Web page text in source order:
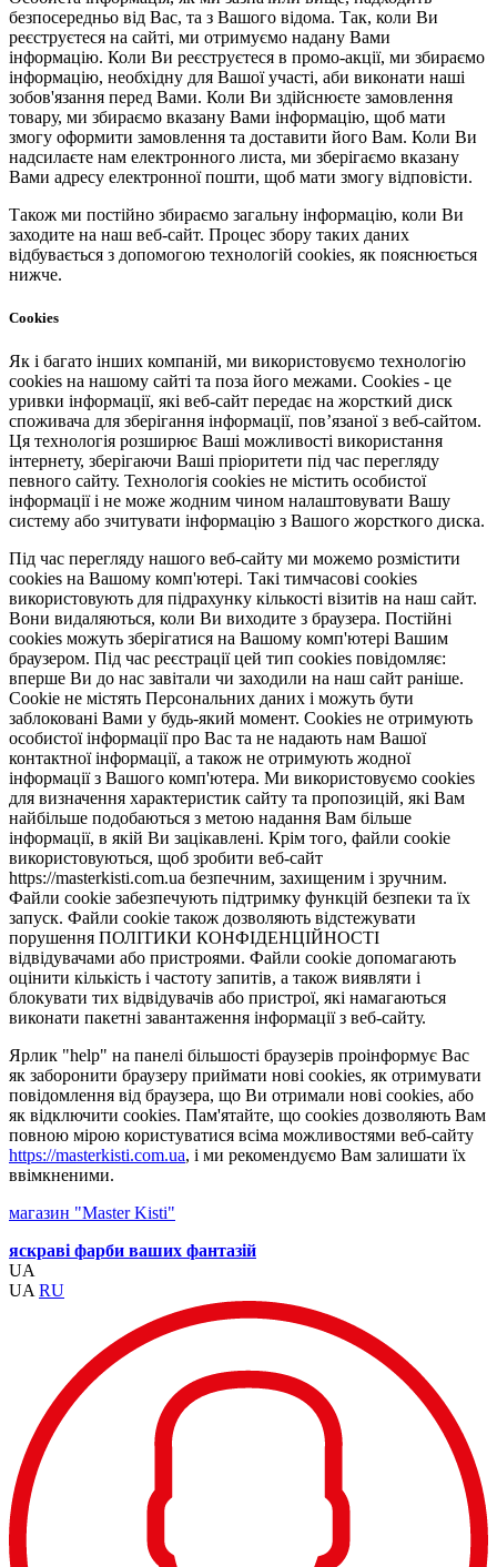
безпосередньо від Вас, та з Вашого відома. Так, коли Ви
реєструєтеся на сайті, ми отримуємо надану Вами
інформацію. Коли Ви реєструєтеся в промо-акції, ми збираємо
інформацію, необхідну для Вашої участі, аби виконати наші
зобов'язання перед Вами. Коли Ви здійснюєте замовлення
товару, ми збираємо вказану Вами інформацію, щоб мати
змогу оформити замовлення та доставити його Вам. Коли Ви
надсилаєте нам електронного листа, ми зберігаємо вказану
Вами адресу електронної пошти, щоб мати змогу відповісти.
Також ми постійно збираємо загальну інформацію, коли Ви
заходите на наш веб-сайт. Процес збору таких даних
відбувається з допомогою технологій cookies, як пояснюється
нижче.
Cookies
Як і багато інших компаній, ми використовуємо технологію
cookies на нашому сайті та поза його межами. Cookies - це
уривки інформації, які веб-сайт передає на жорсткий диск
споживача для зберігання інформації, пов’язаної з веб-сайтом.
Ця технологія розширює Ваші можливості використання
інтернету, зберігаючи Ваші пріоритети під час перегляду
певного сайту. Технологія cookies не містить особистої
інформації і не може жодним чином налаштовувати Вашу
систему або зчитувати інформацію з Вашого жорсткого диска.
Під час перегляду нашого веб-сайту ми можемо розмістити
cookies на Вашому комп'ютері. Такі тимчасові cookies
використовують для підрахунку кількості візитів на наш сайт.
Вони видаляються, коли Ви виходите з браузера. Постійні
cookies можуть зберігатися на Вашому комп'ютері Вашим
браузером. Під час реєстрації цей тип cookies повідомляє:
вперше Ви до нас завітали чи заходили на наш сайт раніше.
Cookie не містять Персональних даних і можуть бути
заблоковані Вами у будь-який момент. Сookies не отримують
особистої інформації про Вас та не надають нам Вашої
контактної інформації, а також не отримують жодної
інформації з Вашого комп'ютера. Ми використовуємо cookies
для визначення характеристик сайту та пропозицій, які Вам
найбільше подобаються з метою надання Вам більше
інформації, в якій Ви зацікавлені. Крім того, файли cookie
використовуються, щоб зробити веб-сайт
https://masterkisti.com.ua безпечним, захищеним і зручним.
Файли cookie забезпечують підтримку функцій безпеки та їх
запуск. Файли cookie також дозволяють відстежувати
порушення ПОЛІТИКИ КОНФІДЕНЦІЙНОСТІ
відвідувачами або пристроями. Файли cookie допомагають
оцінити кількість і частоту запитів, а також виявляти і
блокувати тих відвідувачів або пристрої, які намагаються
виконати пакетні завантаження інформації з веб-сайту.
Ярлик "help" на панелі більшості браузерів проінформує Вас
як заборонити браузеру приймати нові cookies, як отримувати
повідомлення від браузера, що Ви отримали нові cookies, або
як відключити cookies. Пам'ятайте, що cookies дозволяють Вам
повною мірою користуватися всіма можливостями веб-сайту
https://masterkisti.com.ua, і ми рекомендуємо Вам залишати їх
ввімкненими.
магазин "Master Kisti"
яскраві фарби ваших фантазій
UA
UA RU